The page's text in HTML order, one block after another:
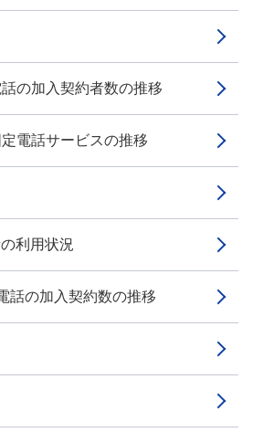
の加入契約者数の推移
電話サービスの推移
利用状況
話の加入契約数の推移